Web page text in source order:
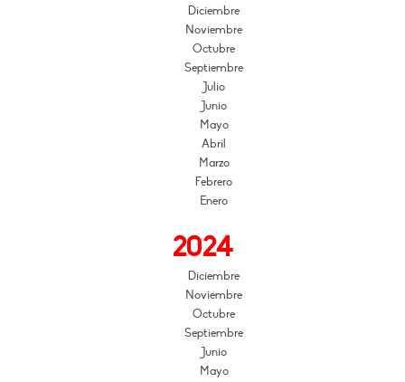
Diciembre
Noviembre
Octubre
Septiembre
Julio
Junio
Mayo
Abril
Marzo
Febrero
Enero
2024
Diciembre
Noviembre
Octubre
Septiembre
Junio
Mayo